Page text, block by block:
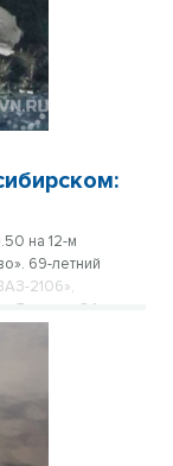
на 12-м
69-летний
2106»,
Лиана» с 34-